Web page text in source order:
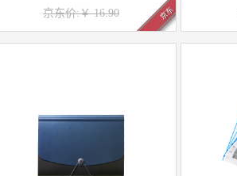
京东价:￥ 16.90 京东